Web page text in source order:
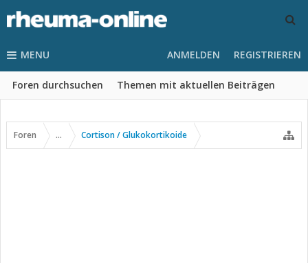
MENU
Foren durchsuchen Themen mit aktuellen Beiträgen
ANMELDEN REGISTRIEREN
Foren ... Cortison / Glukokortikoide